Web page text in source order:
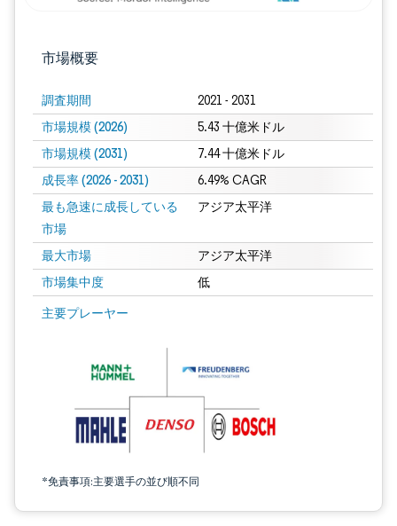
市場概要
調査期間 2021 - 2031
市場規模 (2026) 5.43 十億米ドル
市場規模 (2031) 7.44 十億米ドル
成長率 (2026 - 2031) 6.49% CAGR
最も急速に成長している
市場
アジア太平洋
最大市場 アジア太平洋
市場集中度 低
主要プレーヤー
*免責事項:主要選手の並び順不同
画像 © Mordor Intelligence。再利用にはCC BY 4.0の表示が必要です。